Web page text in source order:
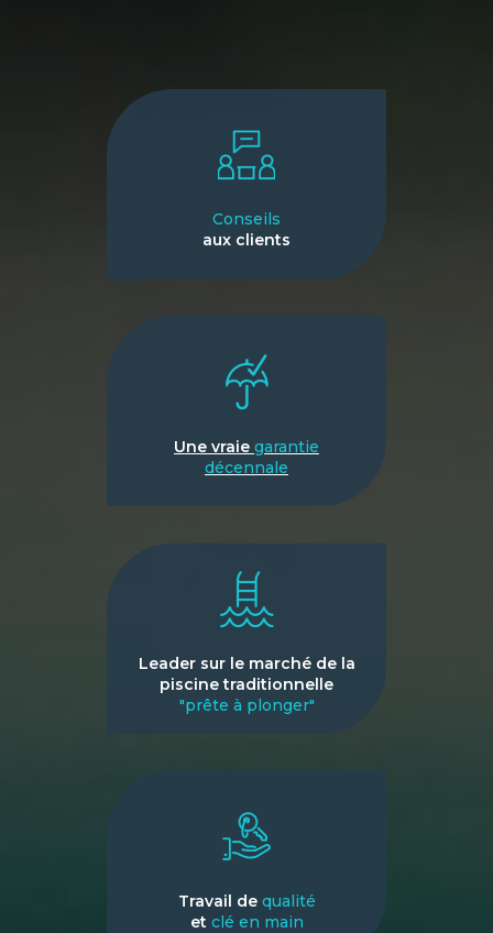
Conseils
aux clients
Une vraie garantie
décennale
Leader sur le marché de la
piscine traditionnelle
"prête à plonger"
Travail de qualité
et clé en main